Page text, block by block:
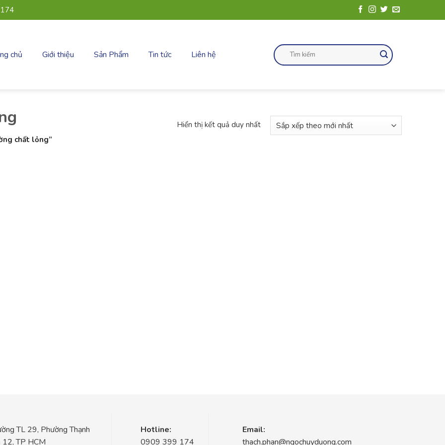
chủ Giới thiệu Sản Phẩm Tin tức Liên hệ
Tìm
kiếm:
chất lỏng”
Hiển thị kết quả duy nhất
TL 29, Phường Thạnh
12, TP HCM
Hotline:
0909 399 174
Email:
thach.phan@ngochuyduong.com